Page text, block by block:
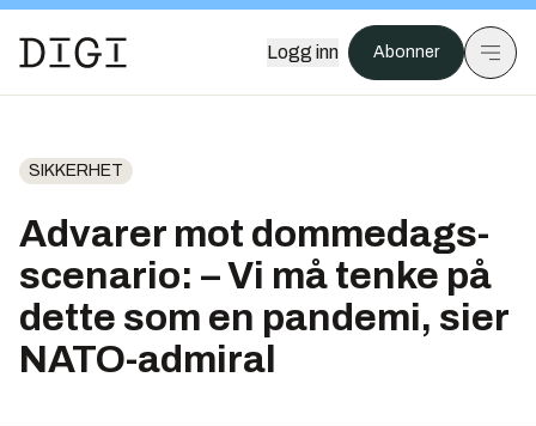
Logg inn Abonner
SIKKERHET
Advarer mot dommedags-
scenario: – Vi må tenke på
dette som en pandemi, sier
NATO-admiral